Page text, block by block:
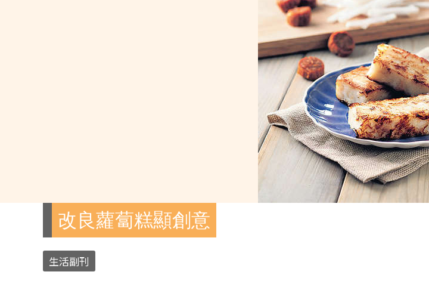
改良蘿蔔糕顯創意
生活副刊